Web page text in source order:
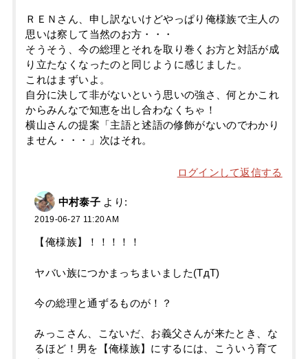
ＲＥＮさん、申し訳ないけどやっぱり俺様族で主人の
思いは察して当然のお方・・・
そうそう、今の総理とそれを取り巻くお方と対話が成
り立たなくなったのと同じように感じました。
これはまずいよ。
自分に決して非がないという思いの強さ、何とかこれ
からみんなで知恵を出し合わなくちゃ！
横山さんの提案「主語と述語の修飾がないのでわかり
ません・・・」次はそれ。
ログインして返信する
中村泰子 より:
2019-06-27 11:20 AM
【俺様族】！！！！！
ヤバい族につかまっちまいました(TдT)
今の総理と通ずるものが！？
みっこさん、こないだ、お義父さんが来たとき、な
るほど！男を【俺様族】にするには、こういう育て